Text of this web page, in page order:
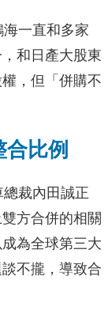
一直和多家
和日產大股東
，但「併購不
比例
裁內田誠正
方合併的相關
為全球第三大
不攏，導致合